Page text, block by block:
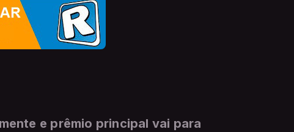
e prêmio principal vai para